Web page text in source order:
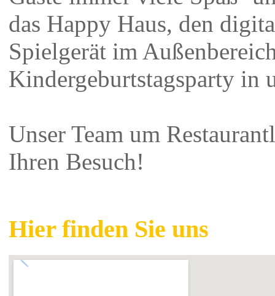
das Happy Haus, den
Spielgerät im
Kindergeburtstagsparty in
Unser Team um
Ihren Besuch!
Hier finden Sie uns